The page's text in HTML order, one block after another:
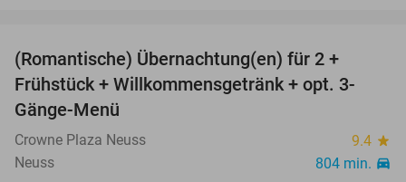
(Romantische) Übernachtung(en) für 2 +
Frühstück + Willkommensgetränk + opt. 3-
Gänge-Menü
Crowne Plaza Neuss 9.4 star
Neuss 804 min. directions_car